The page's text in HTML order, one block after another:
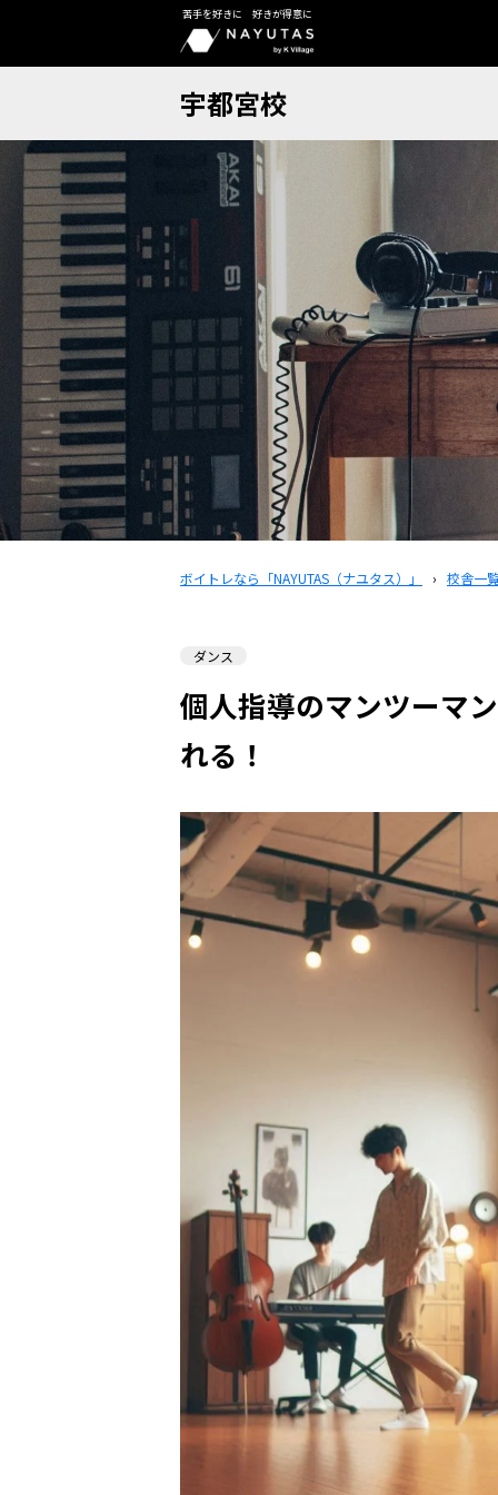
苦手を好きに 好きが得意に
宇都宮校
ボイトレなら「NAYUTAS（ナユタス）」 › 校舎一
ダンス
個人指導のマンツーマ
れる！